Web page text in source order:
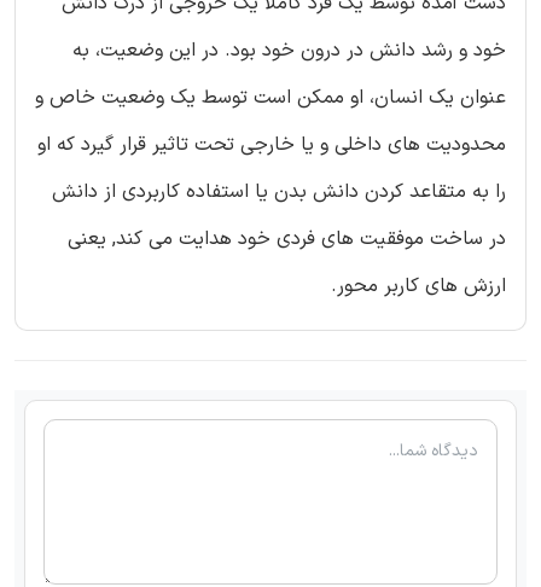
خود و رشد دانش در درون خود بود. در این وضعیت، به
عنوان یک انسان، او ممکن است توسط یک وضعیت خاص و
محدودیت های داخلی و یا خارجی تحت تاثیر قرار گیرد که او
را به متقاعد کردن دانش بدن یا استفاده کاربردی از دانش
در ساخت موفقیت های فردی خود هدایت می کند, یعنی
ارزش های کاربر محور.